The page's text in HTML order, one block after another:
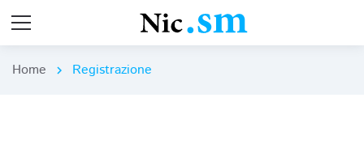
Home chevron_right Registrazione